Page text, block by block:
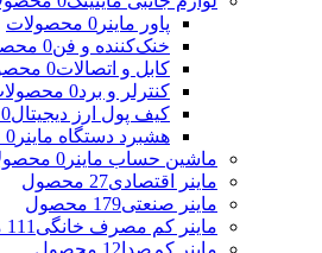
پاور ماینر 0 محصولات
خنک‌کننده و فن0 محصولات
کابل و اتصالات0 محصولات
کنترلر و برد0 محصولات
کیف پول ارز دیجیتال0 محصولات
هشبرد دستگاه ماینر 0 محصولات
ماشین حساب ماینر 0 محصولات
ماینر اقتصادی27 محصول
ماینر صنعتی179 محصول
ماینر کم مصرف خانگی 111 محصول
ماینر کم‌صدا 12 محصول